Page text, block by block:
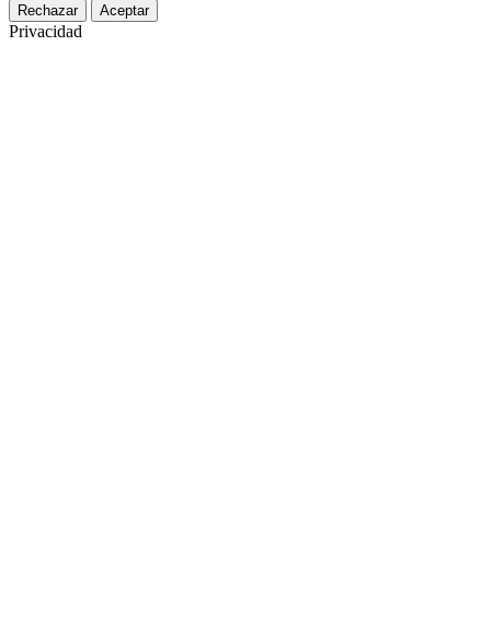
Rechazar Aceptar
Privacidad